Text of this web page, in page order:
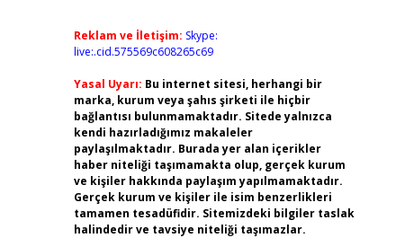
Reklam ve İletişim: Skype:
live:.cid.575569c608265c69
Yasal Uyarı: Bu internet sitesi, herhangi bir
marka, kurum veya şahıs şirketi ile hiçbir
bağlantısı bulunmamaktadır. Sitede yalnızca
kendi hazırladığımız makaleler
paylaşılmaktadır. Burada yer alan içerikler
haber niteliği taşımamakta olup, gerçek kurum
ve kişiler hakkında paylaşım yapılmamaktadır.
Gerçek kurum ve kişiler ile isim benzerlikleri
tamamen tesadüfidir. Sitemizdeki bilgiler taslak
halindedir ve tavsiye niteliği taşımazlar.